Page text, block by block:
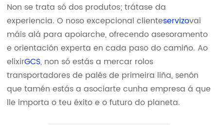
Non se trata só dos produtos; trátase da
experiencia. O noso excepcional clienteservizovai
máis alá para apoiarche, ofrecendo asesoramento
e orientación experta en cada paso do camiño. Ao
elixirGCS, non só estás a mercar rolos
transportadores de palés de primeira liña, senón
que tamén estás a asociarte cunha empresa á que
lle importa o teu éxito e o futuro do planeta.